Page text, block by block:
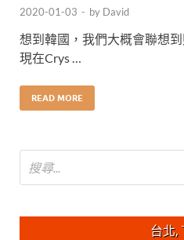
2020-01-03 - by David
想到韓國，我們大概會聯想
現在Crys …
READ MORE
台北,